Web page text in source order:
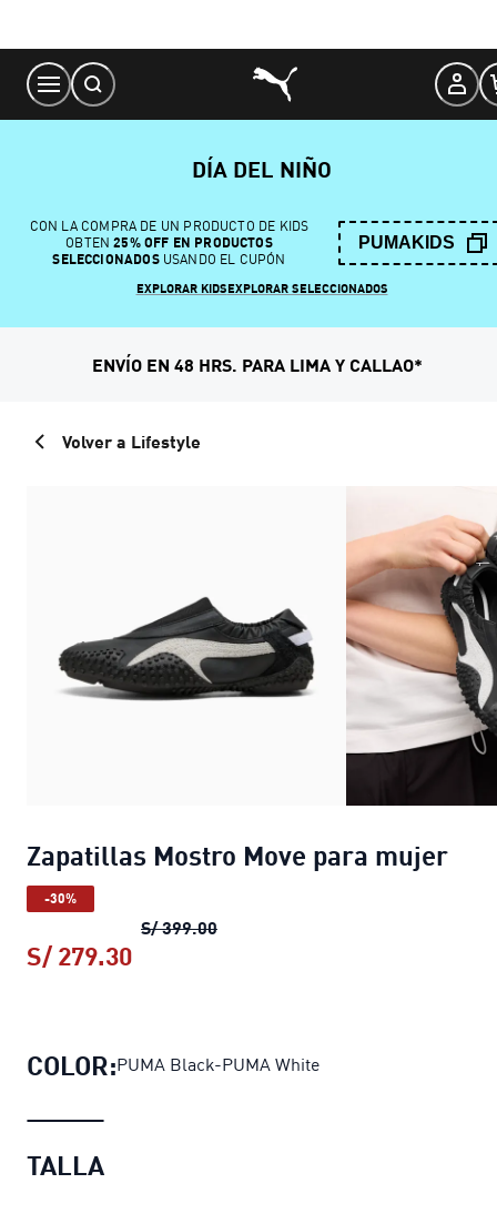
Content
DÍA DEL NIÑO
CON LA COMPRA DE UN PRODUCTO DE KIDS
OBTEN 25% OFF EN PRODUCTOS
SELECCIONADOSUSANDO EL CUPÓN
PUMAKIDS
EXPLORAR KIDSEXPLORAR SELECCIONADOS
ENVÍO EN 48 HRS. PARA LIMA Y CALLAO*
Volver a Lifestyle
Zapatillas Mostro Move para mujer
-30%
S/ 399.00Zapatillas Mostro Move para
S/ 279.30
COLOR:PUMA Black-PUMA White
TALLA